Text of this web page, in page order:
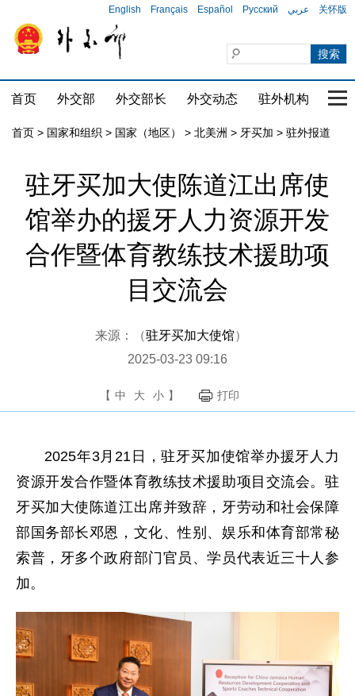
English Français Español Русский عربي 关怀版
首页 外交部 外交部长 外交动态 驻外机构 国
首页 > 国家和组织 > 国家（地区） > 北美洲 > 牙买加 > 驻外报道
驻牙买加大使陈道江出席使
馆举办的援牙人力资源开发
合作暨体育教练技术援助项
目交流会
来源：（驻牙买加大使馆）
2025-03-23 09:16
【 中 大 小 】 打印
2025年3月21日，驻牙买加使馆举办援牙人力
资源开发合作暨体育教练技术援助项目交流会。驻
牙买加大使陈道江出席并致辞，牙劳动和社会保障
部国务部长邓恩，文化、性别、娱乐和体育部常秘
索普，牙多个政府部门官员、学员代表近三十人参
加。